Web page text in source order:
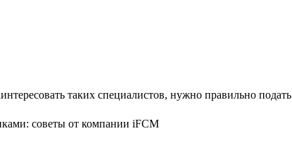
таких специалистов, нужно правильно